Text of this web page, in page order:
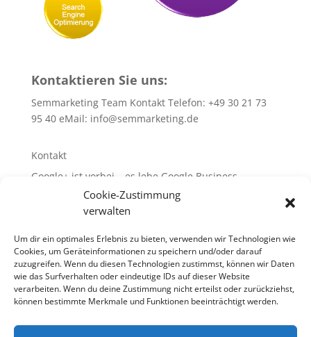
Cookie-Zustimmung
verwalten
Um dir ein optimales Erlebnis zu bieten, verwenden wir Technologien wie
Cookies, um Geräteinformationen zu speichern und/oder darauf
zuzugreifen. Wenn du diesen Technologien zustimmst, können wir Daten
wie das Surfverhalten oder eindeutige IDs auf dieser Website
verarbeiten. Wenn du deine Zustimmung nicht erteilst oder zurückziehst,
können bestimmte Merkmale und Funktionen beeinträchtigt werden.
Kontaktieren Sie uns:
Semmarketing Team Kontakt Telefon: +49 30 21 73
95 40 eMail: info@semmarketing.de
Kontakt
Google+ ist vorbei – es lebe Google Business
10 SEO-TIPPS
10 SEA – TIPPS
WEB-Site-Audit/SEO
Glossar rund um SEA + SEO + SEM
10 SEO-TIPPS
10 SEA – TIPPS